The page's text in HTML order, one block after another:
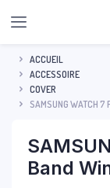
ACCUEIL
ACCESSOIRE
COVER
SAMSUNG WATCH 7
Band